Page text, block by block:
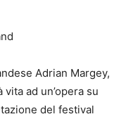
Adrian Margey,
ad un’opera su
del festival